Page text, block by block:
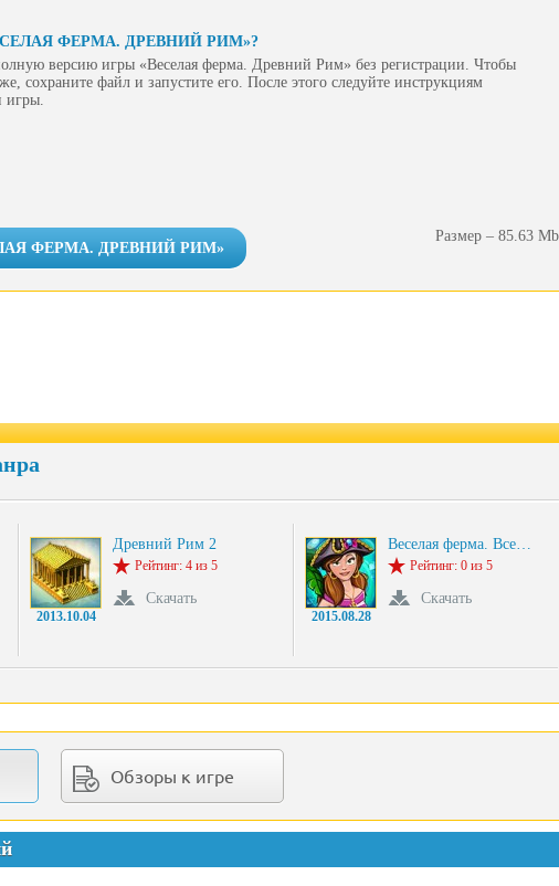
ФЕРМА. ДРЕВНИЙ РИМ»?
версию игры «Веселая ферма. Древний Рим» без регистрации. Чтобы
сохраните файл и запустите его. После этого следуйте инструкциям
игры.
ФЕРМА. ДРЕВНИЙ РИМ»
Размер – 85.63 Mb
2013.10.04
Древний Рим 2
Рейтинг: 4 из 5
Скачать
2015.08.28
Веселая ферма. Все…
Рейтинг: 0 из 5
Скачать
Обзоры к игре